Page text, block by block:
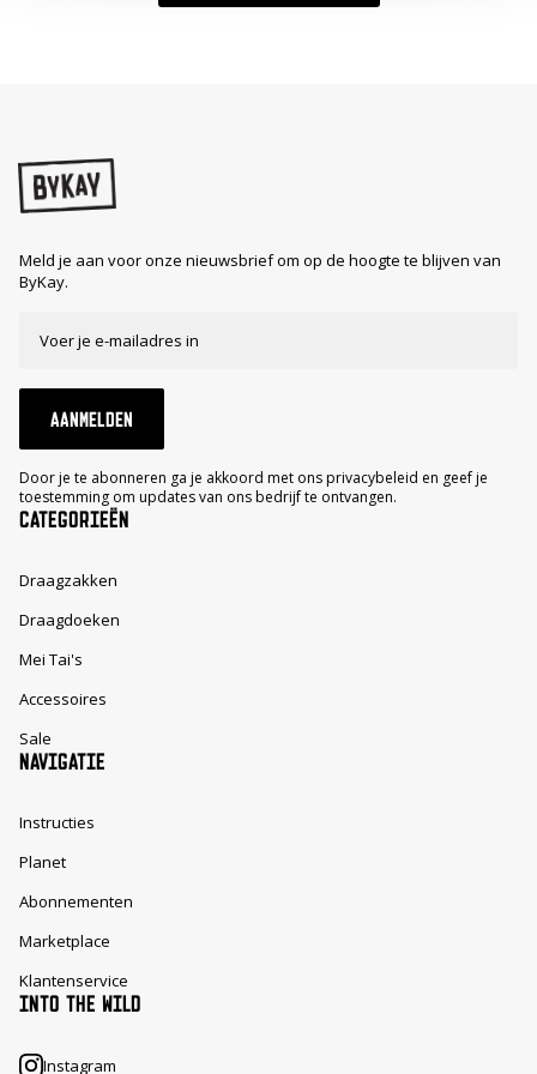
Meld je aan voor onze nieuwsbrief om op de hoogte te blijven van
ByKay.
AANMELDEN
Door je te abonneren ga je akkoord met ons privacybeleid en geef je
toestemming om updates van ons bedrijf te ontvangen.
CATEGORIEËN
Draagzakken
Draagdoeken
Mei Tai's
Accessoires
Sale
NAVIGATIE
Instructies
Planet
Abonnementen
Marketplace
Klantenservice
INTO THE WILD
Instagram